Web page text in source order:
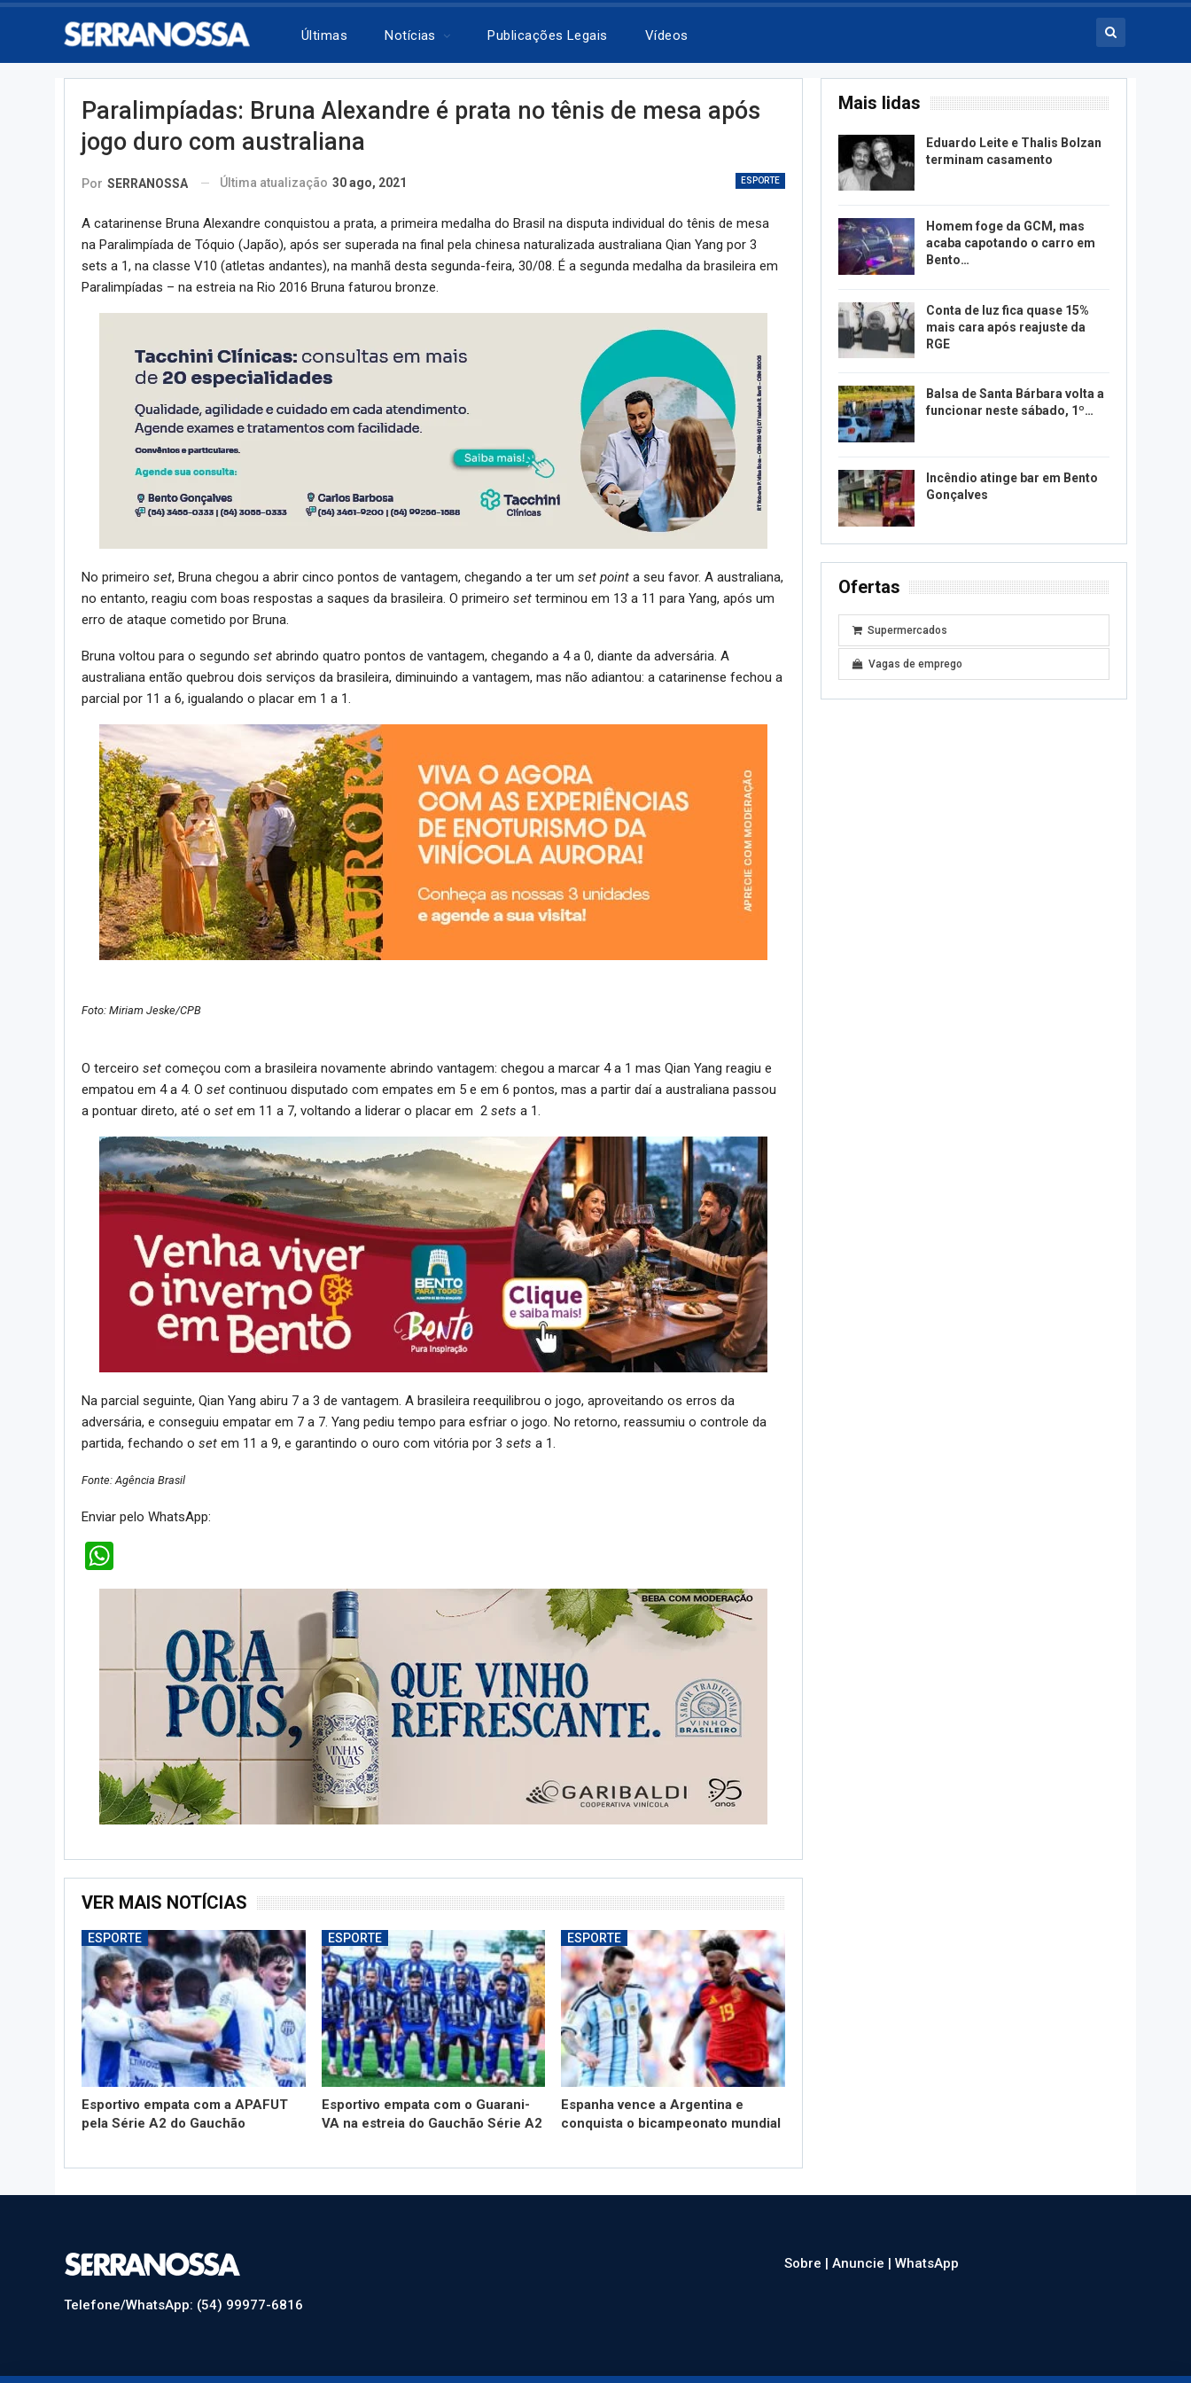
Últimas Notícias Publicações Legais Vídeos
Paralimpíadas: Bruna Alexandre é prata no tênis de mesa após
jogo duro com australiana
ESPORTE
Por SERRANOSSA Última atualização 30 ago, 2021
A catarinense Bruna Alexandre conquistou a prata, a primeira medalha do Brasil na disputa individual do tênis de mesa
na Paralimpíada de Tóquio (Japão), após ser superada na final pela chinesa naturalizada australiana Qian Yang por 3
sets a 1, na classe V10 (atletas andantes), na manhã desta segunda-feira, 30/08. É a segunda medalha da brasileira em
Paralimpíadas – na estreia na Rio 2016 Bruna faturou bronze.
No primeiro set, Bruna chegou a abrir cinco pontos de vantagem, chegando a ter um set point a seu favor. A australiana,
no entanto, reagiu com boas respostas a saques da brasileira. O primeiro set terminou em 13 a 11 para Yang, após um
erro de ataque cometido por Bruna.
Bruna voltou para o segundo set abrindo quatro pontos de vantagem, chegando a 4 a 0, diante da adversária. A
australiana então quebrou dois serviços da brasileira, diminuindo a vantagem, mas não adiantou: a catarinense fechou a
parcial por 11 a 6, igualando o placar em 1 a 1.
Foto: Miriam Jeske/CPB
O terceiro set começou com a brasileira novamente abrindo vantagem: chegou a marcar 4 a 1 mas Qian Yang reagiu e
empatou em 4 a 4. O set continuou disputado com empates em 5 e em 6 pontos, mas a partir daí a australiana passou
a pontuar direto, até o set em 11 a 7, voltando a liderar o placar em 2 sets a 1.
Na parcial seguinte, Qian Yang abiru 7 a 3 de vantagem. A brasileira reequilibrou o jogo, aproveitando os erros da
adversária, e conseguiu empatar em 7 a 7. Yang pediu tempo para esfriar o jogo. No retorno, reassumiu o controle da
partida, fechando o set em 11 a 9, e garantindo o ouro com vitória por 3 sets a 1.
Fonte: Agência Brasil
Enviar pelo WhatsApp:
VER MAIS NOTÍCIAS
ESPORTE
Esportivo empata com a APAFUT
pela Série A2 do Gauchão
ESPORTE
Esportivo empata com o Guarani-
VA na estreia do Gauchão Série A2
ESPORTE
Espanha vence a Argentina e
conquista o bicampeonato mundial
Mais lidas
Eduardo Leite e Thalis Bolzan
terminam casamento
Homem foge da GCM, mas
acaba capotando o carro em
Bento…
Conta de luz fica quase 15%
mais cara após reajuste da
RGE
Balsa de Santa Bárbara volta a
funcionar neste sábado, 1º…
Incêndio atinge bar em Bento
Gonçalves
Ofertas
Supermercados
Vagas de emprego
Telefone/WhatsApp: (54) 99977-6816
Sobre |Anuncie |WhatsApp